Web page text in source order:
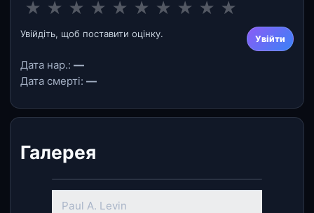
★ ★ ★ ★ ★ ★ ★ ★ ★ ★
Увійдіть, щоб поставити оцінку. Увійти
Дата нар.: —
Дата смерті: —
Галерея
Paul A. Levin